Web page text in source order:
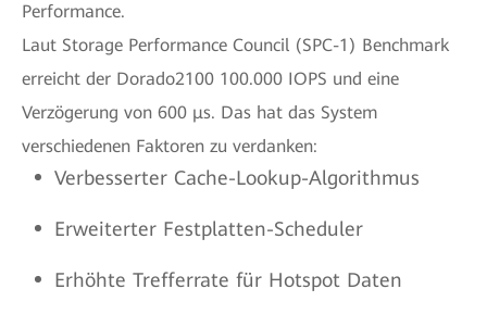
Performance.
Laut Storage Performance Council (SPC-1) Benchmark
erreicht der Dorado2100 100.000 IOPS und eine
Verzögerung von 600 μs. Das hat das System
verschiedenen Faktoren zu verdanken:
Verbesserter Cache-Lookup-Algorithmus
Erweiterter Festplatten-Scheduler
Erhöhte Trefferrate für Hotspot Daten